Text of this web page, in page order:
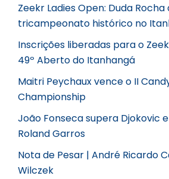
Zeekr Ladies Open: Duda
tricampeonato histórico no
Inscrições liberadas para o
49º Aberto do Itanhangá
Maitri Peychaux vence o II
Championship
João Fonseca supera Djokovic
Roland Garros
Nota de Pesar | André Ricardo
Wilczek